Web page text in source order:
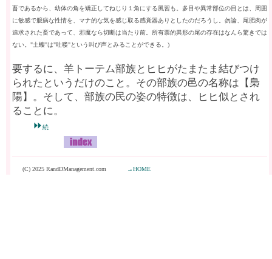
畜であるから、幼体の角を矯正してねじり１角にする風習も。多目や異常部位の目とは、周囲
に敏感で臆病な性情を、マナ的な気を感じ取る感覚器ありとしたのだろうし。勿論、尾肥肉が
追求された畜であって、邪魔なら切断は当たり前。所有票的異形の尾の存在はなんら驚きでは
ない。"土螻"は"吐喽"という叫び声とみることができる。)
要するに、羊トーテム部族とヒヒがたまたま結びつけ
られたというだけのこと。その部族の邑の名称は【梟
陽】。そして、部族の民の姿の特徴は、ヒヒ似とされ
ることに。
⏩続
(C) 2025 RandDManagement.com →HOME